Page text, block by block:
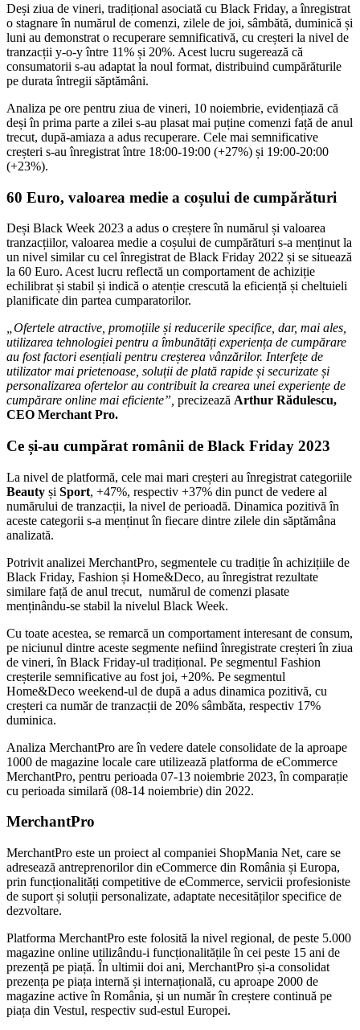
Deși ziua de vineri, tradițional asociată cu Black Friday, a înregistrat
o stagnare în numărul de comenzi, zilele de joi, sâmbătă, duminică și
luni au demonstrat o recuperare semnificativă, cu creșteri la nivel de
tranzacții y-o-y între 11% și 20%. Acest lucru sugerează că
consumatorii s-au adaptat la noul format, distribuind cumpărăturile
pe durata întregii săptămâni.
Analiza pe ore pentru ziua de vineri, 10 noiembrie, evidențiază că
deși în prima parte a zilei s-au plasat mai puține comenzi față de anul
trecut, după-amiaza a adus recuperare. Cele mai semnificative
creșteri s-au înregistrat între 18:00-19:00 (+27%) și 19:00-20:00
(+23%).
60 Euro, valoarea medie a coșului de cumpărături
Deși Black Week 2023 a adus o creștere în numărul și valoarea
tranzacțiilor, valoarea medie a coșului de cumpărături s-a menținut la
un nivel similar cu cel înregistrat de Black Friday 2022 și se situează
la 60 Euro. Acest lucru reflectă un comportament de achiziție
echilibrat și stabil și indică o atenție crescută la eficiență și cheltuieli
planificate din partea cumparatorilor.
„Ofertele atractive, promoțiile și reducerile specifice, dar, mai ales,
utilizarea tehnologiei pentru a îmbunătăți experiența de cumpărare
au fost factori esențiali pentru creșterea vânzărilor. Interfețe de
utilizator mai prietenoase, soluții de plată rapide și securizate și
personalizarea ofertelor au contribuit la crearea unei experiențe de
cumpărare online mai eficiente”, precizează Arthur Rădulescu,
CEO Merchant Pro.
Ce și-au cumpărat românii de Black Friday 2023
La nivel de platformă, cele mai mari creșteri au înregistrat categoriile
Beauty și Sport, +47%, respectiv +37% din punct de vedere al
numărului de tranzacții, la nivel de perioadă. Dinamica pozitivă în
aceste categorii s-a menținut în fiecare dintre zilele din săptămâna
analizată.
Potrivit analizei MerchantPro, segmentele cu tradiție în achizițiile de
Black Friday, Fashion și Home&Deco, au înregistrat rezultate
similare față de anul trecut, numărul de comenzi plasate
menținându-se stabil la nivelul Black Week.
Cu toate acestea, se remarcă un comportament interesant de consum,
pe niciunul dintre aceste segmente nefiind înregistrate creșteri în ziua
de vineri, în Black Friday-ul tradițional. Pe segmentul Fashion
creșterile semnificative au fost joi, +20%. Pe segmentul
Home&Deco weekend-ul de după a adus dinamica pozitivă, cu
creșteri ca număr de tranzacții de 20% sâmbăta, respectiv 17%
duminica.
Analiza MerchantPro are în vedere datele consolidate de la aproape
1000 de magazine locale care utilizează platforma de eCommerce
MerchantPro, pentru perioada 07-13 noiembrie 2023, în comparație
cu perioada similară (08-14 noiembrie) din 2022.
MerchantPro
MerchantPro este un proiect al companiei ShopMania Net, care se
adresează antreprenorilor din eCommerce din România și Europa,
prin funcționalități competitive de eCommerce, servicii profesioniste
de suport și soluții personalizate, adaptate necesităților specifice de
dezvoltare.
Platforma MerchantPro este folosită la nivel regional, de peste 5.000
magazine online utilizându-i funcționalitățile în cei peste 15 ani de
prezență pe piață. În ultimii doi ani, MerchantPro și-a consolidat
prezența pe piața internă și internațională, cu aproape 2000 de
magazine active în România, și un număr în creștere continuă pe
piața din Vestul, respectiv sud-estul Europei.